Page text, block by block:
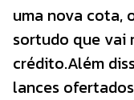
uma nova cota,
sortudo que vai
crédito.Além
lances